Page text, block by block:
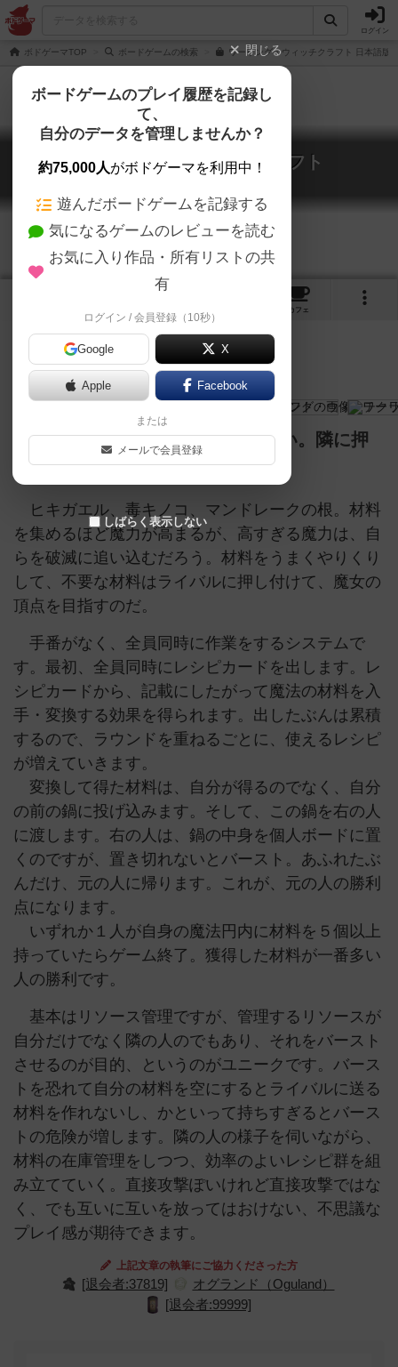
ログイン
ボドゲーマTOP ボードゲームの検索 ワーリング・ウィッチクラフト 日本語版
ワーリング・ウィッチクラフト
Whirling Witchcraft
カフェ
魔女の鍋は怪しげな材料でいっぱい。隣に押
し付けて、バーストさせてしまえ！
ヒキガエル、毒キノコ、マンドレークの根。材料
を集めるほど魔力が高まるが、高すぎる魔力は、自
らを破滅に追い込むだろう。材料をうまくやりくり
して、不要な材料はライバルに押し付けて、魔女の
頂点を目指すのだ。
手番がなく、全員同時に作業をするシステムで
す。最初、全員同時にレシピカードを出します。レ
シピカードから、記載にしたがって魔法の材料を入
手・変換する効果を得られます。出したぶんは累積
するので、ラウンドを重ねるごとに、使えるレシピ
が増えていきます。
変換して得た材料は、自分が得るのでなく、自分
の前の鍋に投げ込みます。そして、この鍋を右の人
に渡します。右の人は、鍋の中身を個人ボードに置
くのですが、置き切れないとバースト。あふれたぶ
んだけ、元の人に帰ります。これが、元の人の勝利
点になります。
いずれか１人が自身の魔法円内に材料を５個以上
持っていたらゲーム終了。獲得した材料が一番多い
人の勝利です。
基本はリソース管理ですが、管理するリソースが
自分だけでなく隣の人のでもあり、それをバースト
させるのが目的、というのがユニークです。バース
トを恐れて自分の材料を空にするとライバルに送る
材料を作れないし、かといって持ちすぎるとバース
トの危険が増します。隣の人の様子を伺いながら、
材料の在庫管理をしつつ、効率のよいレシピ群を組
み立てていく。直接攻撃ぽいけれど直接攻撃ではな
く、でも互いに互いを放ってはおけない、不思議な
プレイ感が期待できます。
上記文章の執筆にご協力くださった方
[退会者:37819]
オグランド（Oguland）
[退会者:99999]
閉じる
ボードゲームのプレイ履歴を記録し
て、
自分のデータを管理しませんか？
約75,000人がボドゲーマを利用中！
遊んだボードゲームを記録する
気になるゲームのレビューを読む
お気に入り作品・所有リストの共
有
ログイン / 会員登録（10秒）
Google X
Apple Facebook
または
メールで会員登録
しばらく表示しない